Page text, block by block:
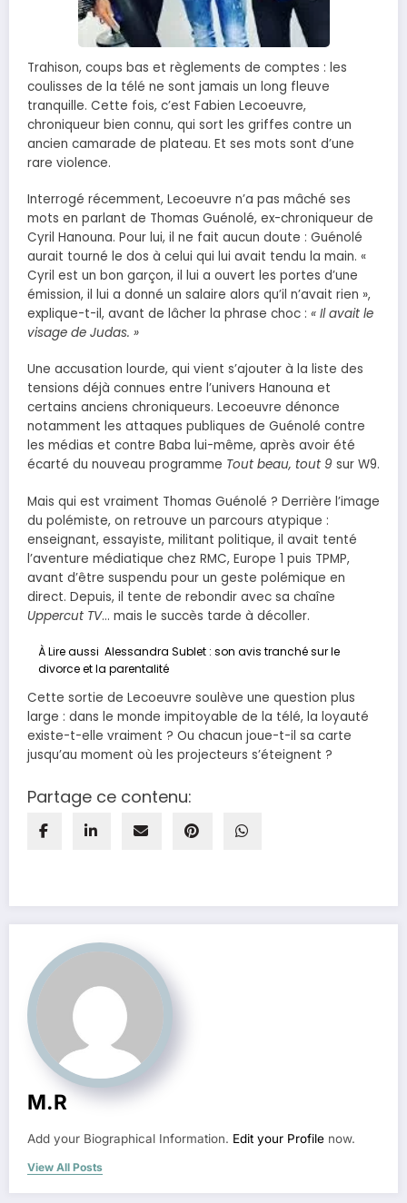
Trahison, coups bas et règlements de comptes : les
coulisses de la télé ne sont jamais un long fleuve
tranquille. Cette fois, c’est Fabien Lecoeuvre,
chroniqueur bien connu, qui sort les griffes contre un
ancien camarade de plateau. Et ses mots sont d’une
rare violence.
Interrogé récemment, Lecoeuvre n’a pas mâché ses
mots en parlant de Thomas Guénolé, ex-chroniqueur de
Cyril Hanouna. Pour lui, il ne fait aucun doute : Guénolé
aurait tourné le dos à celui qui lui avait tendu la main. «
Cyril est un bon garçon, il lui a ouvert les portes d’une
émission, il lui a donné un salaire alors qu’il n’avait rien »,
explique-t-il, avant de lâcher la phrase choc : « Il avait le
visage de Judas. »
Une accusation lourde, qui vient s’ajouter à la liste des
tensions déjà connues entre l’univers Hanouna et
certains anciens chroniqueurs. Lecoeuvre dénonce
notamment les attaques publiques de Guénolé contre
les médias et contre Baba lui-même, après avoir été
écarté du nouveau programme Tout beau, tout 9 sur W9.
Mais qui est vraiment Thomas Guénolé ? Derrière l’image
du polémiste, on retrouve un parcours atypique :
enseignant, essayiste, militant politique, il avait tenté
l’aventure médiatique chez RMC, Europe 1 puis TPMP,
avant d’être suspendu pour un geste polémique en
direct. Depuis, il tente de rebondir avec sa chaîne
Uppercut TV… mais le succès tarde à décoller.
À Lire aussi Alessandra Sublet : son avis tranché sur le
divorce et la parentalité
Cette sortie de Lecoeuvre soulève une question plus
large : dans le monde impitoyable de la télé, la loyauté
existe-t-elle vraiment ? Ou chacun joue-t-il sa carte
jusqu’au moment où les projecteurs s’éteignent ?
Partage ce contenu:
M.R
Add your Biographical Information. Edit your Profile now.
View All Posts